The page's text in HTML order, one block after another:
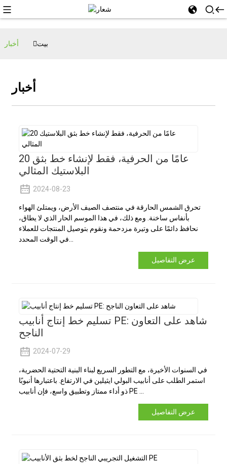
بيت أخبار
أخبار
20 عامًا من الحرفية، فقط لإنشاء خط بثق
البلاستيك المثالي
2024-08-23
تحرق الشمس الحارقة في منتصف الصيف الأرض، ويمتلئ الهواء
بأنفاس ساخنة. ومع ذلك، في هذا الموسم الحار الذي لا يطاق،
نحافظ دائمًا على وتيرة مزدحمة ونقوم بتوصيل المنتجات للعملاء
في الوقت المحدد...
عرض التفاصيل
تسليم خط إنتاج أنابيب PE: شاهد على التعاون
الناجح
2024-07-29
في السنوات الأخيرة، مع التطور السريع لبناء البنية التحتية الحضرية،
استمر الطلب على أنابيب البولي ايثيلين في الارتفاع. باعتبارها أنبوبًا
ذو أداء ممتاز وتطبيق واسع، فإن أنابيب PE ...
عرض التفاصيل